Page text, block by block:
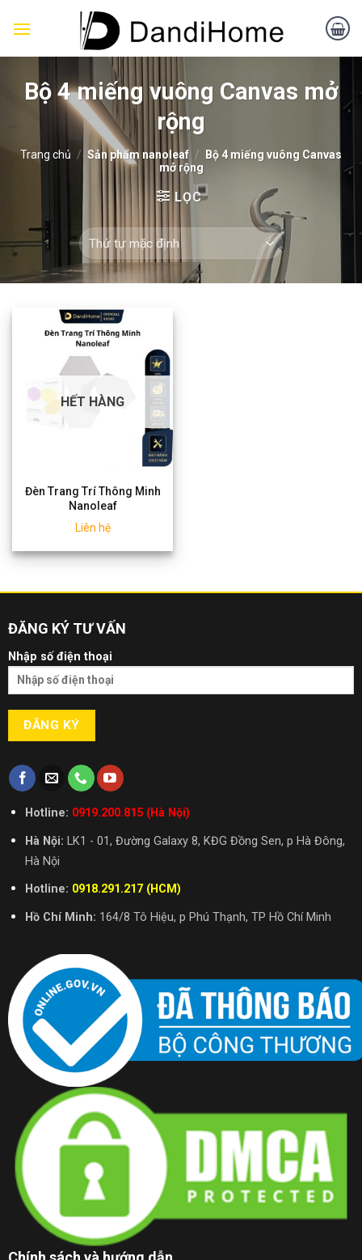
Bộ 4 miếng vuông Canvas mở
rộng
Trang chủ / Sản phẩm nanoleaf /
Bộ 4 miếng vuông Canvas
mở rộng
LỌC
HẾT HÀNG
Đèn Trang Trí Thông Minh
Nanoleaf
Liên hệ
ĐĂNG KÝ TƯ VẤN
Nhập số điện thoại
Hotline: 0919.200.815 (Hà Nội)
Hà Nội: LK1 - 01, Đường Galaxy 8, KĐG Đồng Sen, p Hà Đông,
Hà Nội
Hotline: 0918.291.217 (HCM)
Hồ Chí Minh: 164/8 Tô Hiệu, p Phú Thạnh, TP Hồ Chí Minh